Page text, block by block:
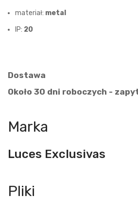
materiał: metal
IP: 20
Dostawa
Około 30 dni roboczych -
Marka
Luces Exclusivas